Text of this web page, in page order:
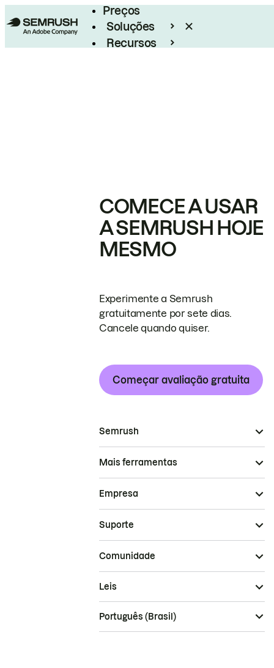
Preços
Soluções
Recursos
COMECE A USAR
A SEMRUSH HOJE
MESMO
Experimente a Semrush
gratuitamente por sete dias.
Cancele quando quiser.
Começar avaliação gratuita
Semrush
Mais ferramentas
Empresa
Suporte
Comunidade
Leis
Português (Brasil)